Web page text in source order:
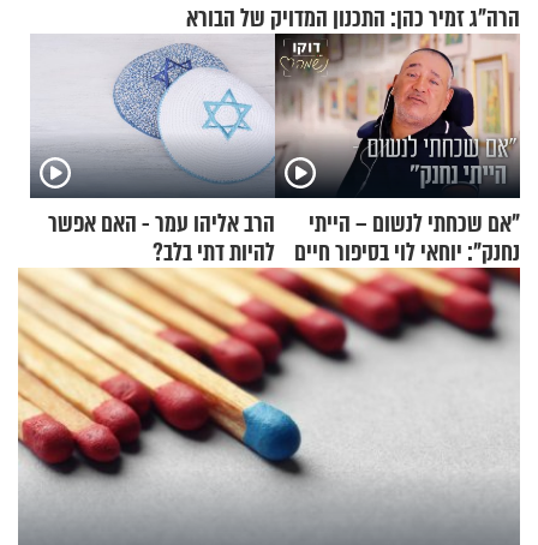
הרה"ג זמיר כהן: התכנון המדויק של הבורא
"אם שכחתי לנשום – הייתי
נחנק": יוחאי לוי בסיפור חיים
מעורר השראה
הרב אליהו עמר - האם אפשר
להיות דתי בלב?